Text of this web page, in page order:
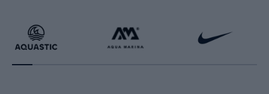
Beh
Raketové športy